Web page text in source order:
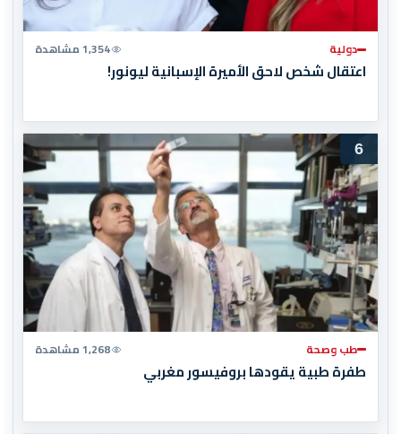
دولية 1,354 مشاهدة
اعتقال شخص لاحق الأميرة الإسبانية ليونور!
6
طب وصحة 1,268 مشاهدة
طفرة طبية يقودها بروفيسور مغربي